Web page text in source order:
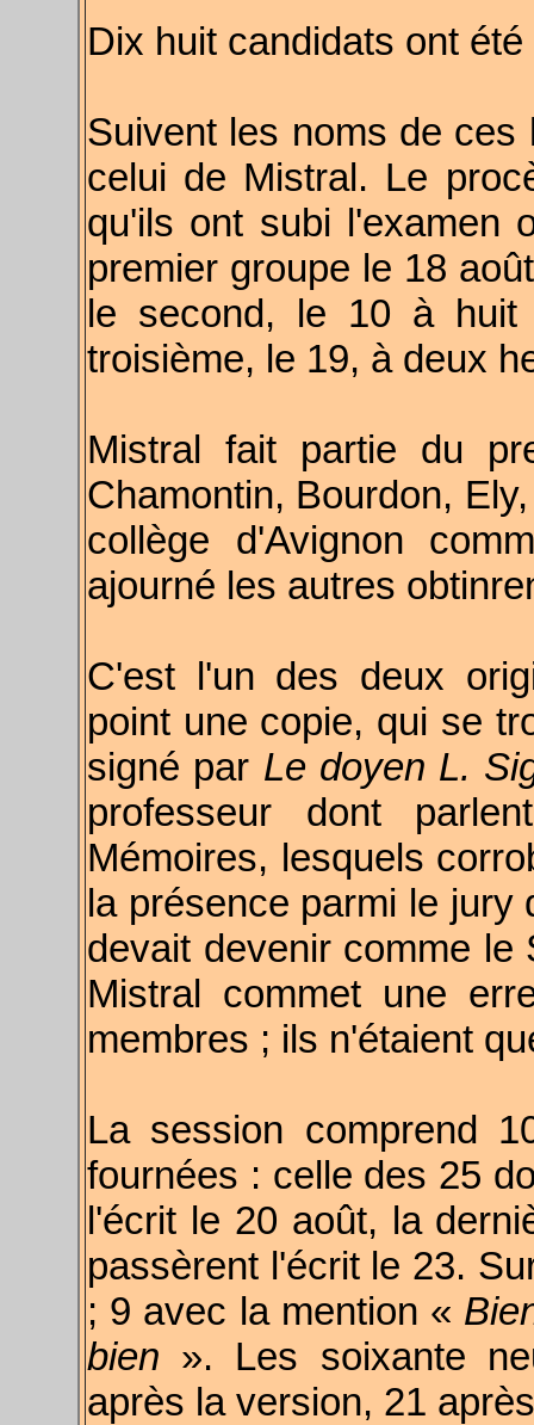
Dix huit candidats ont
Suivent les noms de ces
celui de Mistral. Le
qu'ils ont subi l'examen
premier groupe le 18
le second, le 10 à
troisième, le 19, à deux
Mistral fait partie du
Chamontin, Bourdon,
collège d'Avignon
ajourné les autres
C'est l'un des deux
point une copie, qui se
signé par Le doyen L.
professeur dont
Mémoires, lesquels
la présence parmi le jury
devait devenir comme le
Mistral commet une
membres ; ils n'étaient
La session comprend
fournées : celle des 25
l'écrit le 20 août, la
passèrent l'écrit le 23.
; 9 avec la mention «
bien ». Les soixante
après la version, 21